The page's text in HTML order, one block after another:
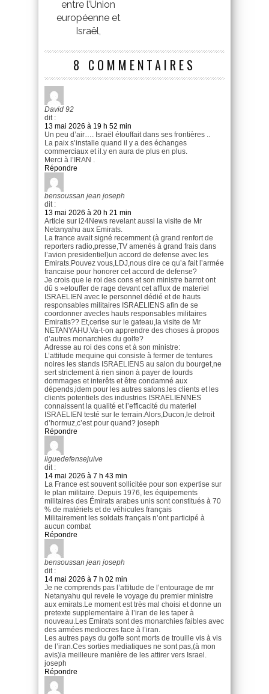
entre l’Union
européenne et
Israël,
8 COMMENTAIRES
David 92
dit :
13 mai 2026 à 19 h 52 min
Un peu d’air…. Israël étouffait dans ses frontières ..
La paix s’installe quand il y a des échanges
commerciaux et il.y en aura de plus en plus.
Merci à l’IRAN .
Répondre
bensoussan jean joseph
dit :
13 mai 2026 à 20 h 21 min
Article sur i24News revelant aussi la visite de Mr
Netanyahu aux Emirats.
La france avait signé recemment (à grand renfort de
reporters radio,presse,TV amenés à grand frais dans
l’avion presidentiel)un accord de defense avec les
Emirats.Pouvez vous,LDJ,nous dire ce qu’a fait l’armée
francaise pour honorer cet accord de defense?
Je crois que le roi des cons et son ministre barrot ont
dû s »etouffer de rage devant cet afflux de materiel
ISRAELIEN avec le personnel dédié et de hauts
responsables militaires ISRAELIENS afin de se
coordonner avecles hauts responsables militaires
Emiratis?? Et,cerise sur le gateau,la visite de Mr
NETANYAHU.Va-t-on apprendre des choses à propos
d’autres monarchies du golfe?
Adresse au roi des cons et à son ministre:
L’attitude mequine qui consiste à fermer de tentures
noires les stands ISRAELIENS au salon du bourget,ne
sert strictement à rien sinon à payer de lourds
dommages et interêts et être condamné aux
dépends,idem pour les autres salons.les clients et les
clients potentiels des industries ISRAELIENNES
connaissent la qualité et l’efficacité du materiel
ISRAELIEN testé sur le terrain.Alors,Ducon,le detroit
d’hormuz,c’est pour quand? joseph
Répondre
liguedefensejuive
dit :
14 mai 2026 à 7 h 43 min
La France est souvent sollicitée pour son expertise sur
le plan militaire. Depuis 1976, les équipements
militaires des Émirats arabes unis sont constitués à 70
% de matériels et de véhicules français
Militairement les soldats français n’ont participé à
aucun combat
Répondre
bensoussan jean joseph
dit :
14 mai 2026 à 7 h 02 min
Je ne comprends pas l’attitude de l’entourage de mr
Netanyahu qui revele le voyage du premier ministre
aux emirats.Le moment est très mal choisi et donne un
pretexte supplementaire à l’iran de les taper à
nouveau.Les Emirats sont des monarchies faibles avec
des armées mediocres face à l’iran.
Les autres pays du golfe sont morts de trouille vis à vis
de l’iran.Ces sorties mediatiques ne sont pas,(à mon
avis)la meilleure manière de les attirer vers Israel.
joseph
Répondre